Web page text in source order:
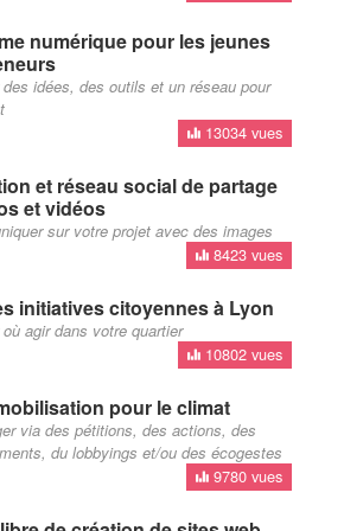
numérique pour les jeunes
des idées, des outils et un réseau pour
13034 vues
et réseau social de partage
et vidéos
sur votre projet avec des images
8423 vues
initiatives citoyennes à Lyon
où agir dans votre quartier
10802 vues
pour le climat
via des pétitions, des actions, des
du lobbyings et/ou des écogestes
9780 vues